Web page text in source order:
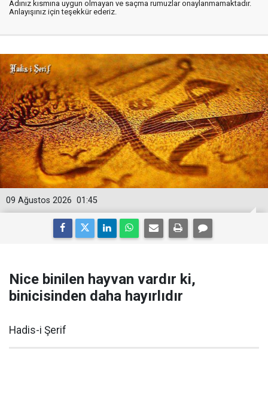
Adınız kısmına uygun olmayan ve saçma rumuzlar onaylanmamaktadır.
Anlayışınız için teşekkür ederiz.
01:45
09 Ağustos 2026
Nice binilen hayvan vardır ki,
binicisinden daha hayırlıdır
Hadis-i Şerif